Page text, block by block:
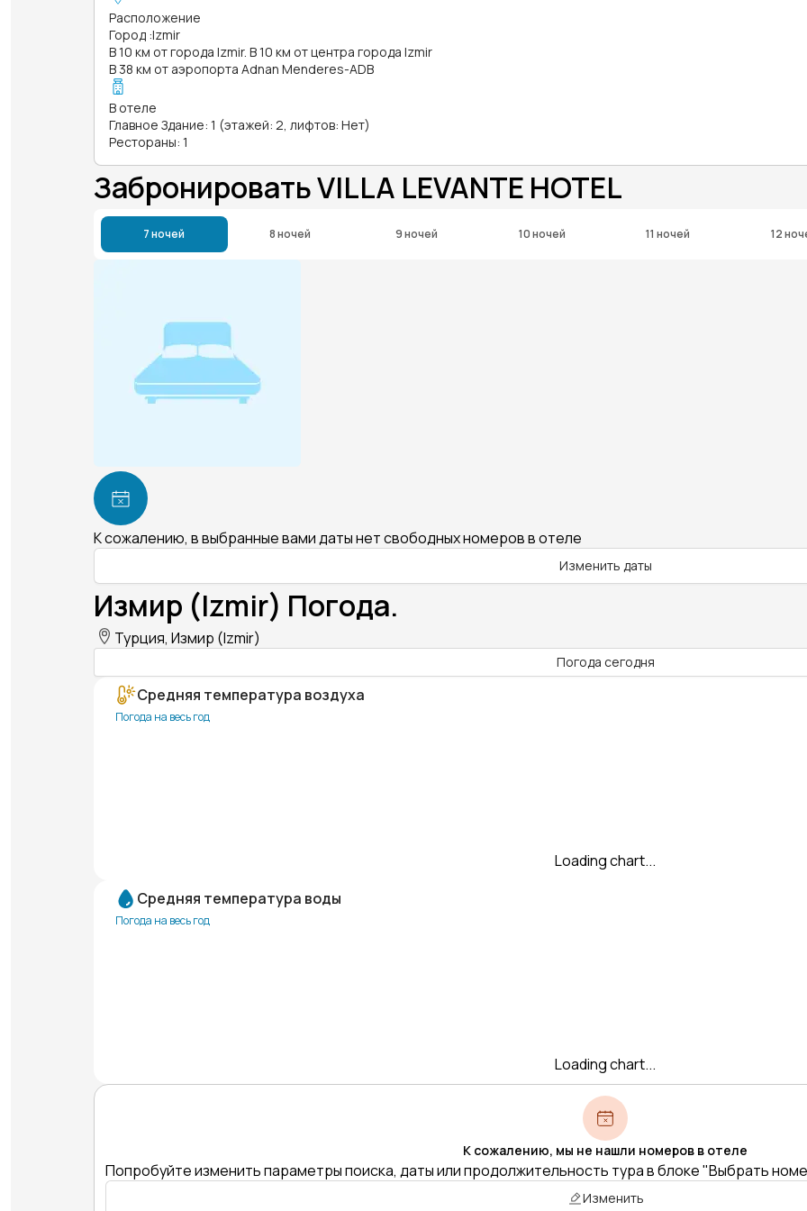
Расположение
Город :Izmir
В 10 км от города Izmir. В 10 км от центра города Izmir
В 38 км от аэропорта Adnan Menderes-ADB
В отеле
Главное Здание: 1 (этажей: 2, лифтов: Нет)
Рестораны: 1
Забронировать VILLA LEVANTE HOTEL
7 ночей 8 ночей 9 ночей 10 ночей 11 ночей 12
К сожалению, в выбранные вами даты нет свободных номеров в отеле
Изменить даты
Измир (Izmir) Погода.
Турция, Измир (Izmir)
Погода сегодня
Средняя температура воздуха
Погода на весь год
Loading chart...
Средняя температура воды
Погода на весь год
Loading chart...
К сожалению, мы не нашли номеров в отеле
Попробуйте изменить параметры поиска, даты или продолжительность тура в блоке "Выбрать
Изменить